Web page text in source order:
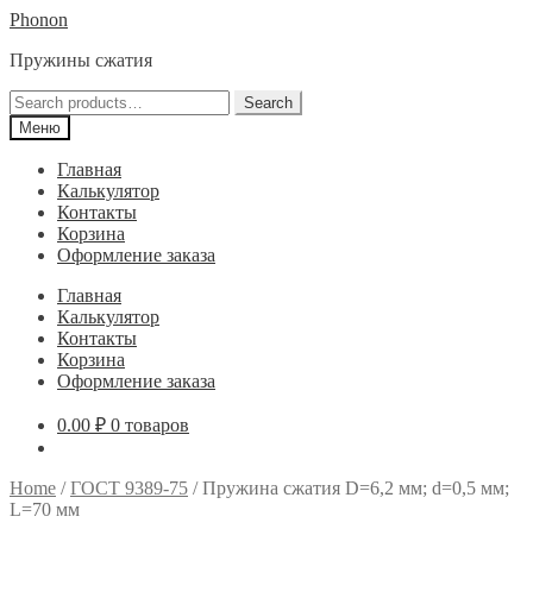
Перейти
навигации
Перейти
содержимому
Phonon
Пружины сжатия
Search
for:
Search
Меню
Главная
Калькулятор
Контакты
Корзина
Оформление заказа
Главная
Калькулятор
Контакты
Корзина
Оформление заказа
0.00 ₽ 0 товаров
Home /ГОСТ 9389-75 /Пружина сжатия D=6,2 мм; d=0,5 мм;
L=70 мм